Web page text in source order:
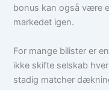
bonus kan også være
markedet igen.
For mange bilister er
ikke skifte selskab
stadig matcher